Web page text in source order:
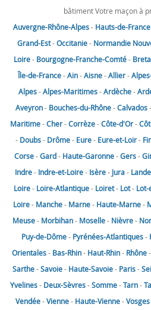
bâtiment Votre maçon à
Auvergne-Rhône-Alpes- Hauts-de-France
Grand-Est-Occitanie- Normandie
Loire- Bourgogne-Franche-Comté-
Île-de-France-Ain-Aisne-Allier-
Alpes-Alpes-Maritimes-Ardèche-
Aveyron- Bouches-du-Rhône-Calvados-
Maritime-Cher-Corrèze-Côte-d'Or-
- Doubs- Drôme- Eure- Eure-et-Loir-
Corse-Gard- Haute-Garonne-Gers-
Indre- Indre-et-Loire- Isère- Jura-
Loire- Loire-Atlantique- Loiret- Lot- Lot-
Loire- Manche- Marne- Haute-Marne-
Meuse- Morbihan- Moselle- Nièvre-
Puy-de-Dôme- Pyrénées-Atlantiques-
Orientales- Bas-Rhin- Haut-Rhin- Rhône-
Sarthe-Savoie- Haute-Savoie- Paris-
Yvelines- Deux-Sèvres-Somme-Tarn-
Vendée-Vienne- Haute-Vienne-Vosges